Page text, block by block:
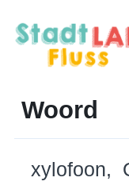
Woord
xylofoon